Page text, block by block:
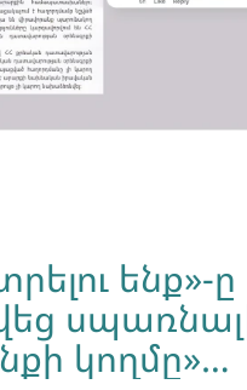
ենք»-ը
կողմը»